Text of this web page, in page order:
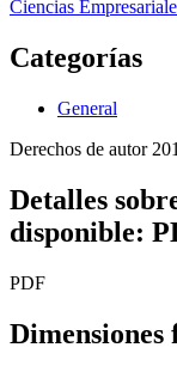
Ciencias
Categorías
General
Derechos de autor
Detalles
disponible:
PDF
Dimensiones